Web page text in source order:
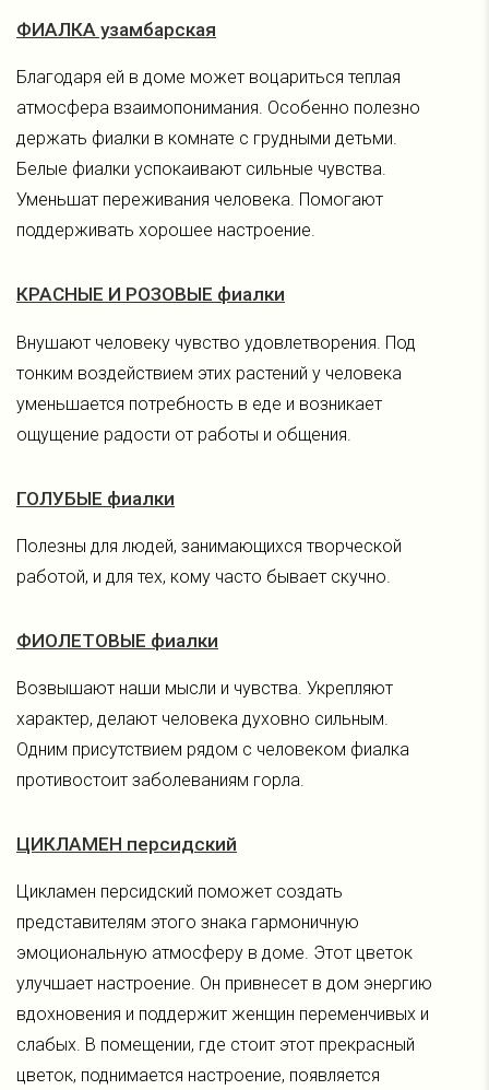
ФИАЛКА узамбарская
Благодаря ей в доме может воцариться теплая
атмосфера взаимопонимания. Особенно полезно
держать фиалки в комнате с грудными детьми.
Белые фиалки успокаивают сильные чувства.
Уменьшат переживания человека. Помогают
поддерживать хорошее настроение.
КРАСНЫЕ И РОЗОВЫЕ фиалки
Внушают человеку чувство удовлетворения. Под
тонким воздействием этих растений у человека
уменьшается потребность в еде и возникает
ощущение радости от работы и общения.
ГОЛУБЫЕ фиалки
Полезны для людей, занимающихся творческой
работой, и для тех, кому часто бывает скучно.
ФИОЛЕТОВЫЕ фиалки
Возвышают наши мысли и чувства. Укрепляют
характер, делают человека духовно сильным.
Одним присутствием рядом с человеком фиалка
противостоит заболеваниям горла.
ЦИКЛАМЕН персидский
Цикламен персидский поможет создать
представителям этого знака гармоничную
эмоциональную атмосферу в доме. Этот цветок
улучшает настроение. Он привнесет в дом энергию
вдохновения и поддержит женщин переменчивых и
слабых. В помещении, где стоит этот прекрасный
цветок, поднимается настроение, появляется